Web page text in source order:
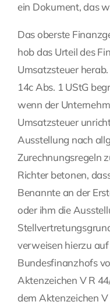
ein Dokument, das
Das oberste
hob das Urteil des
Umsatzsteuer
14c Abs. 1 UStG
wenn der
Umsatzsteuer
Ausstellung nach
Zurechnungsregeln
Richter betonen,
Benannte an der
oder ihm die
verweisen hierzu
Bundesfinanzhofs
Aktenzeichen V R
dem Aktenzeichen